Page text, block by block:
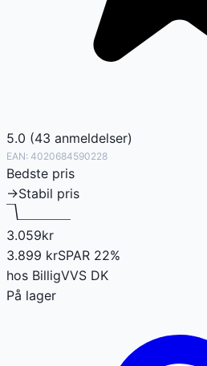
5.0 (43 anmeldelser)
EAN: 4020684590228
Bedste pris
→Stabil pris
3.059kr
3.899 krSPAR 22%
hos BilligVVS DK
På lager